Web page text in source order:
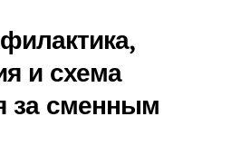
и схема
за сменным